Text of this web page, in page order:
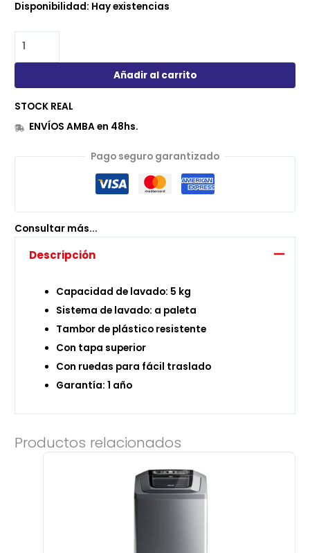
Disponibilidad: Hay existencias
Añadir al carrito
STOCK REAL
ENVÍOS AMBA en 48hs.
Pago seguro garantizado
Consultar más...
Descripción
Capacidad de lavado: 5 kg
Sistema de lavado: a paleta
Tambor de plástico resistente
Con tapa superior
Con ruedas para fácil traslado
Garantía: 1 año
Productos relacionados